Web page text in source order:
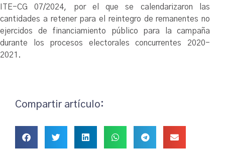
ITE-CG 07/2024, por el que se calendarizaron las
cantidades a retener para el reintegro de remanentes no
ejercidos de financiamiento público para la campaña
durante los procesos electorales concurrentes 2020-
2021.
Compartir artículo: